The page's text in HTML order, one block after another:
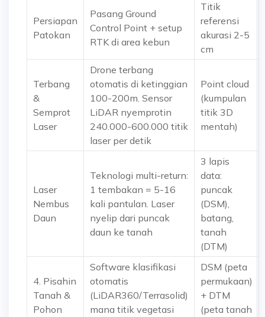
Persiapan
Patokan
Pasang Ground
Control Point + setup
RTK di area kebun
Titik
referensi
akurasi 2-5
cm
Terbang
&
Semprot
Laser
Drone terbang
otomatis di ketinggian
100-200m. Sensor
LiDAR nyemprotin
240.000-600.000 titik
laser per detik
Point cloud
(kumpulan
titik 3D
mentah)
Laser
Nembus
Daun
Teknologi multi-return:
1 tembakan = 5-16
kali pantulan. Laser
nyelip dari puncak
daun ke tanah
3 lapis
data:
puncak
(DSM),
batang,
tanah
(DTM)
4. Pisahin
Tanah &
Pohon
Software klasifikasi
otomatis
(LiDAR360/Terrasolid)
mana titik vegetasi
DSM (peta
permukaan)
+ DTM
(peta tanah